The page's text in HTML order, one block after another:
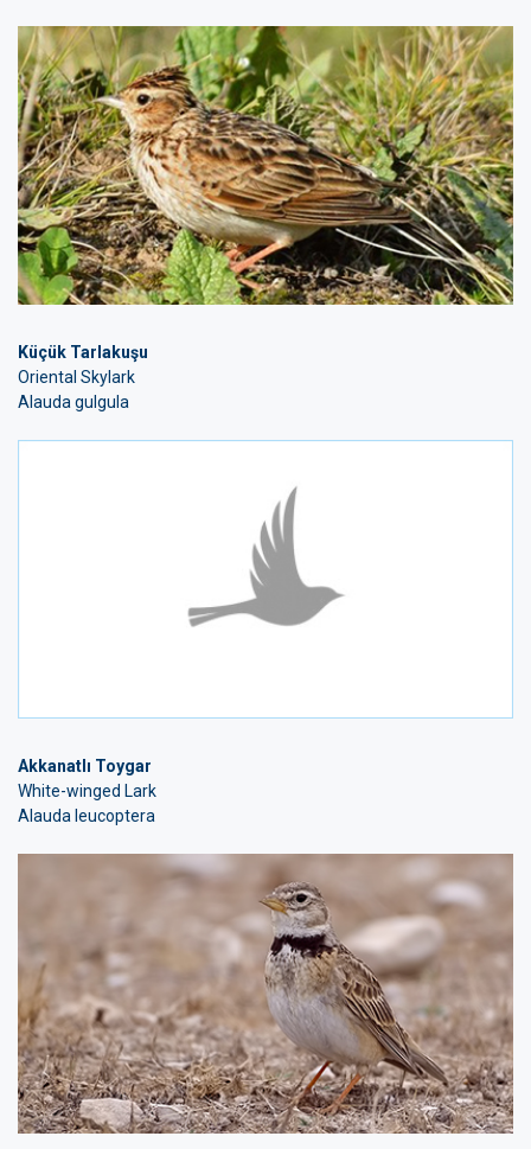
Küçük Tarlakuşu
Oriental Skylark
Alauda gulgula
Akkanatlı Toygar
White-winged Lark
Alauda leucoptera